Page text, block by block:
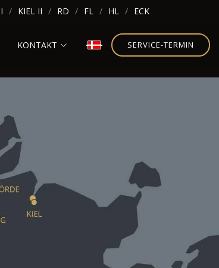
KIEL II RD FL HL ECK
KONTAKT SERVICE-TERMIN